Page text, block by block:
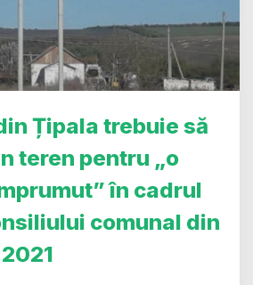
Țipala trebuie să
teren pentru „o
în cadrul
comunal din